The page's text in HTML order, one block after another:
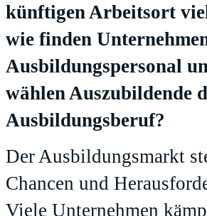
künftigen Arbeitsort
wie finden
Ausbildungspersonal
wählen Auszubildende
Ausbildungsberuf?
Der Ausbildungsmarkt
Chancen und
Viele Unternehmen